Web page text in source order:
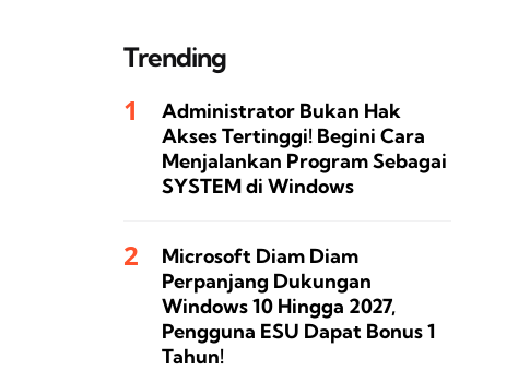
Trending
Administrator Bukan Hak
Akses Tertinggi! Begini Cara
Menjalankan Program Sebagai
SYSTEM di Windows
Microsoft Diam Diam
Perpanjang Dukungan
Windows 10 Hingga 2027,
Pengguna ESU Dapat Bonus 1
Tahun!